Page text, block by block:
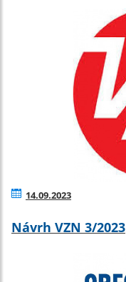
14.09.2023
Návrh VZN 3/2023